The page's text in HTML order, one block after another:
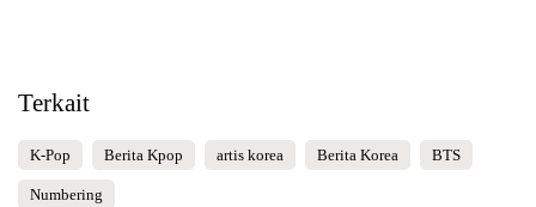
Terkait
K-Pop Berita Kpop artis korea Berita Korea BTS
Numbering